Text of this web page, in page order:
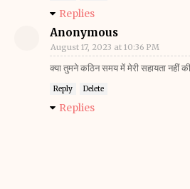
Replies
Anonymous
August 17, 2023 at 10:36 PM
क्या तुमने कठिन समय में मेरी सहायता नहीं
Reply Delete
Replies